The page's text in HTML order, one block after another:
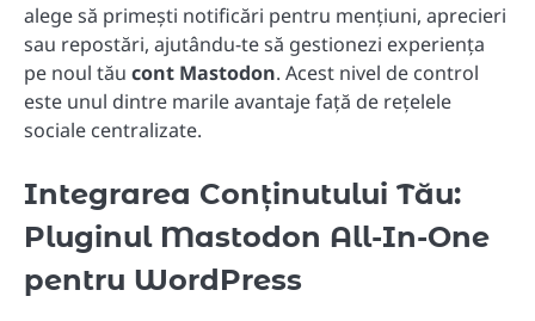
alege să primești notificări pentru mențiuni, aprecieri
sau repostări, ajutându-te să gestionezi experiența
pe noul tău cont Mastodon. Acest nivel de control
este unul dintre marile avantaje față de rețelele
sociale centralizate.
Integrarea Conținutului Tău:
Pluginul Mastodon All-In-One
pentru WordPress